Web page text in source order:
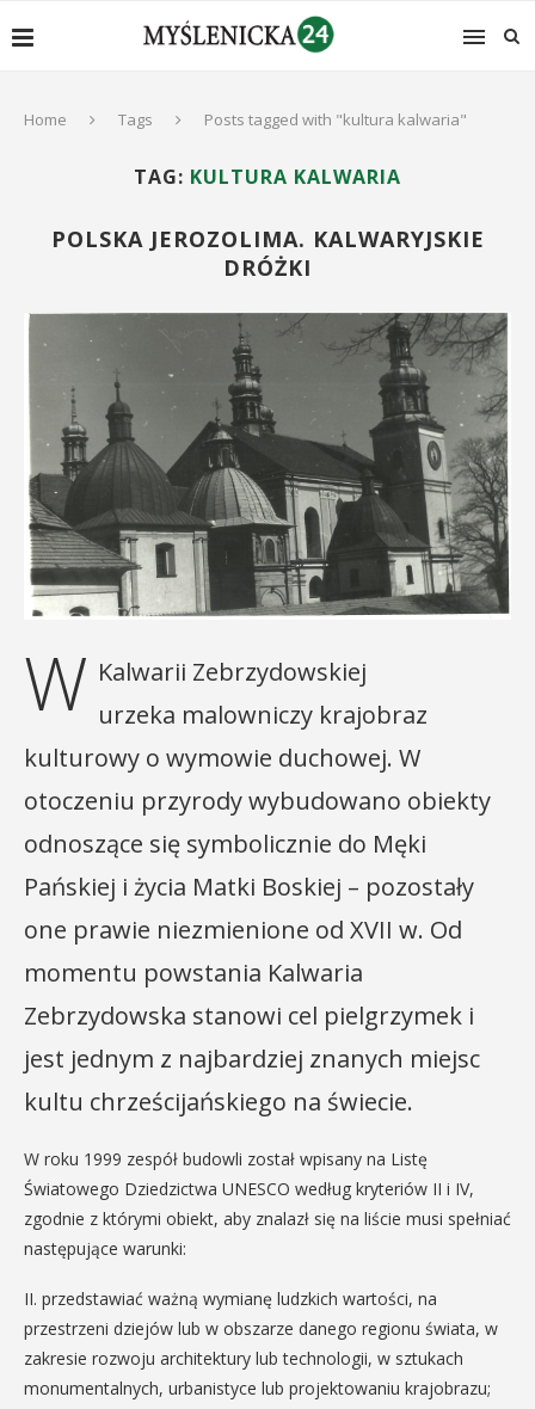
Home Tags Posts tagged with "kultura kalwaria"
TAG: KULTURA KALWARIA
POLSKA JEROZOLIMA. KALWARYJSKIE
DRÓŻKI
W Kalwarii Zebrzydowskiej
urzeka malowniczy krajobraz
kulturowy o wymowie duchowej. W
otoczeniu przyrody wybudowano obiekty
odnoszące się symbolicznie do Męki
Pańskiej i życia Matki Boskiej – pozostały
one prawie niezmienione od XVII w. Od
momentu powstania Kalwaria
Zebrzydowska stanowi cel pielgrzymek i
jest jednym z najbardziej znanych miejsc
kultu chrześcijańskiego na świecie.
W roku 1999 zespół budowli został wpisany na Listę
Światowego Dziedzictwa UNESCO według kryteriów II i IV,
zgodnie z którymi obiekt, aby znalazł się na liście musi spełniać
następujące warunki:
II. przedstawiać ważną wymianę ludzkich wartości, na
przestrzeni dziejów lub w obszarze danego regionu świata, w
zakresie rozwoju architektury lub technologii, w sztukach
monumentalnych, urbanistyce lub projektowaniu krajobrazu;